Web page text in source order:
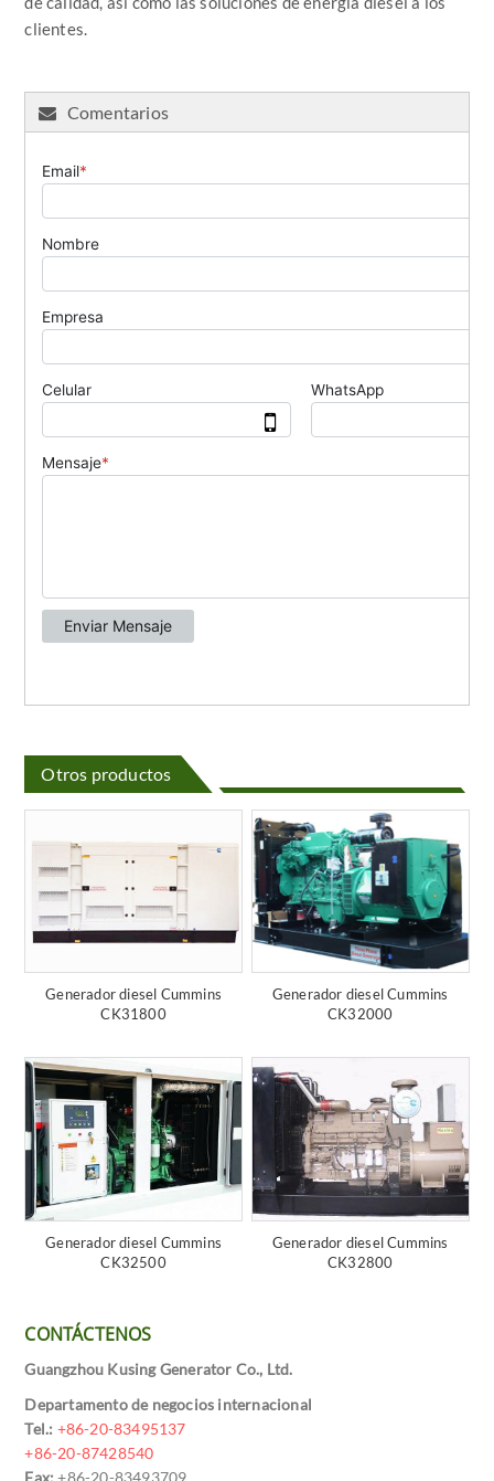
clientes.
Comentarios
Otros productos
Generador diesel Cummins
CK31800
Generador diesel Cummins
CK32000
Generador diesel Cummins
CK32500
Generador diesel Cummins
CK32800
CONTÁCTENOS
Guangzhou Kusing Generator Co., Ltd.
Departamento de negocios internacional
Tel.: +86-20-83495137
+86-20-87428540
Fax: +86-20-83493709